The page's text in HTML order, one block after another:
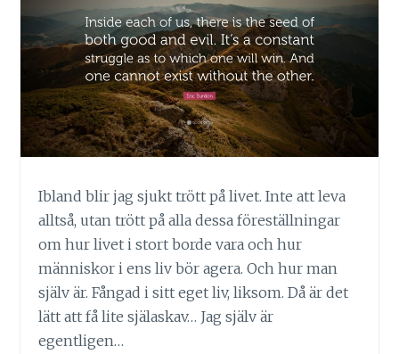
Ibland blir jag sjukt trött på livet. Inte att leva
alltså, utan trött på alla dessa föreställningar
om hur livet i stort borde vara och hur
människor i ens liv bör agera. Och hur man
själv är. Fångad i sitt eget liv, liksom. Då är det
lätt att få lite själaskav… Jag själv är
egentligen…